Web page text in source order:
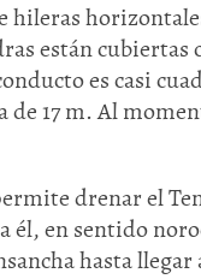
hileras
están
es casi
17 m. Al
drenar el
él, en sentido
hasta